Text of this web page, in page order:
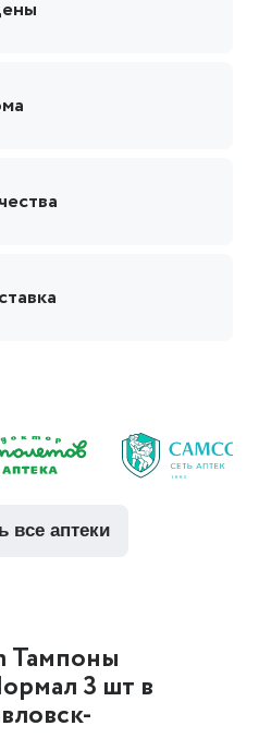
все аптеки
Тампоны
3 шт в